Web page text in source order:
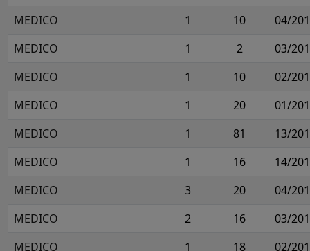
MEDICO
1 10
04/
MEDICO
1 2
03/
MEDICO
1 10
02/
MEDICO
1 20
01/
MEDICO
1 81
13/
MEDICO
1 16
14/
MEDICO
3 20
04/
MEDICO
2 16
03/
MEDICO
1 18 02/